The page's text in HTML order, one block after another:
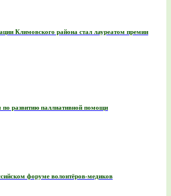
Климовского района стал лауреатом премии
развитию паллиативной помощи
форуме волонтёров-медиков